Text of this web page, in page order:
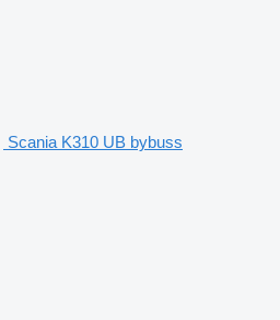
Scania K310 UB bybuss